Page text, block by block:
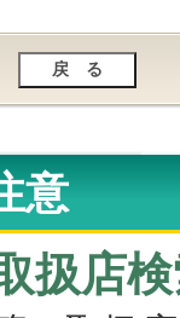
意
扱店